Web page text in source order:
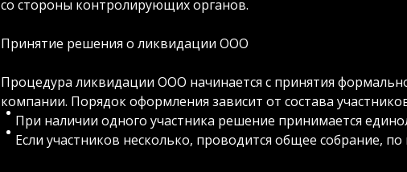
со стороны контролирующих органов.
Принятие решения о ликвидации ООО
Процедура ликвидации ООО начинается с принятия
компании. Порядок оформления зависит от состава
При наличии одного участника решение принимается
Если участников несколько, проводится общее собрание,